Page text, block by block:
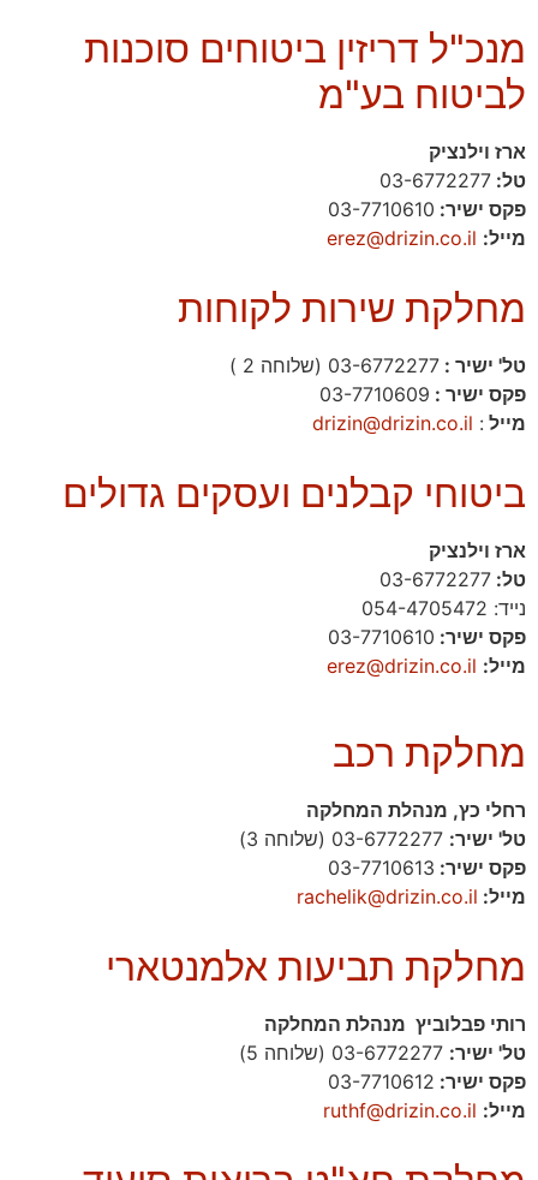
מנכ"ל דריזין ביטוחים סוכנות
לביטוח בע"מ
ארז וילנציק
טל: 03-6772277
פקס ישיר: 03-7710610
מייל: erez@drizin.co.il
מחלקת שירות לקוחות
טל' ישיר : 03-6772277 (שלוחה 2 )
פקס ישיר : 03-7710609
מייל :
drizin@drizin.co.il
ביטוחי קבלנים ועסקים גדולים
ארז וילנציק
טל: 03-6772277
נייד: 054-4705472
פקס ישיר: 03-7710610
מייל: erez@drizin.co.il
מחלקת רכב
רחלי כץ, מנהלת המחלקה
טל' ישיר:
פקס ישיר: 03-7710613
מייל: rachelik@drizin.co.il
מחלקת תביעות אלמנטארי
רותי פבלוביץ מנהלת המחלקה
טל' ישיר:
פקס ישיר: 03-7710612
מייל: ruthf@drizin.co.il